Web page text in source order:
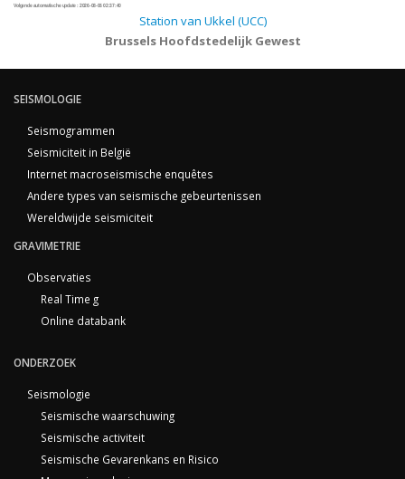
Volgende automatische update : 2026-08-06 02:37:40
Station van Ukkel (UCC)
Brussels Hoofdstedelijk Gewest
SEISMOLOGIE
Seismogrammen
Seismiciteit in België
Internet macroseismische enquêtes
Andere types van seismische gebeurtenissen
Wereldwijde seismiciteit
GRAVIMETRIE
Observaties
Real Time g
Online databank
ONDERZOEK
Seismologie
Seismische waarschuwing
Seismische activiteit
Seismische Gevarenkans en Risico